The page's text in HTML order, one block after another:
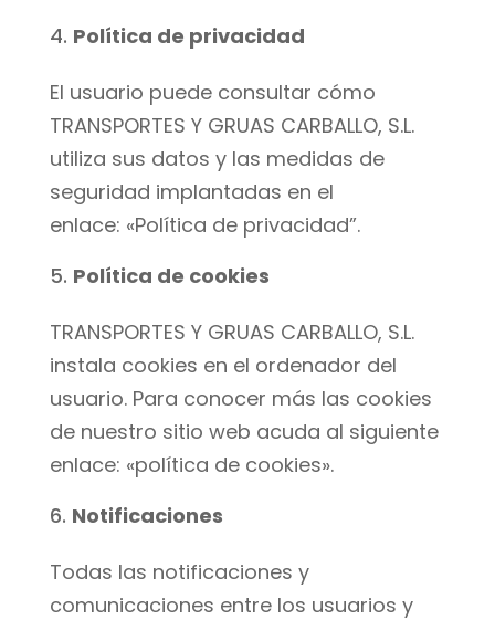
Política de privacidad
El usuario puede consultar cómo
TRANSPORTES Y GRUAS CARBALLO, S.L.
utiliza sus datos y las medidas de
seguridad implantadas en el
enlace: «Política de privacidad”.
Política de cookies
TRANSPORTES Y GRUAS CARBALLO, S.L.
instala cookies en el ordenador del
usuario. Para conocer más las cookies
de nuestro sitio web acuda al siguiente
enlace: «política de cookies».
Notificaciones
Todas las notificaciones y
comunicaciones entre los usuarios y